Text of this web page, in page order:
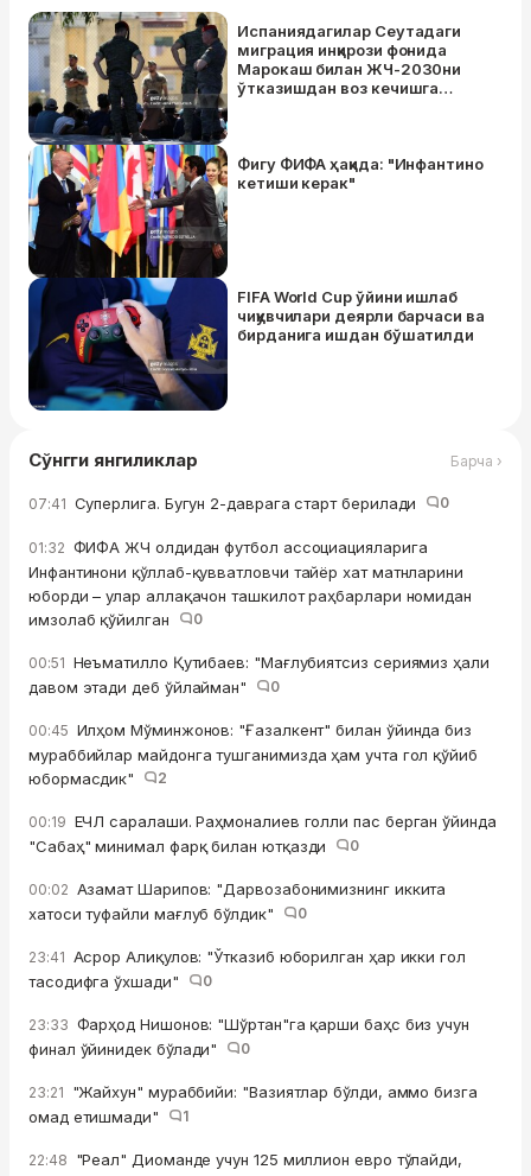
Испаниядагилар Сеутадаги
миграция инқирози фонида
Марокаш билан ЖЧ-2030ни
ўтказишдан воз кечишга
Фигу ФИФА ҳақида: "Инфантино
кетиши керак"
FIFA World Cup ўйини ишлаб
чиқувчилари деярли барчаси ва
бирданига ишдан бўшатилди
Сўнгги янгиликлар Барча ›
07:41 Суперлига. Бугун 2-даврага старт берилади 0
01:32 ФИФА ЖЧ олдидан футбол ассоциацияларига
Инфантинони қўллаб-қувватловчи тайёр хат матнларини
юборди – улар аллақачон ташкилот раҳбарлари номидан
имзолаб қўйилган
0
00:51 Неъматилло Қутибаев: "Мағлубиятсиз сериямиз ҳали
давом этади деб ўйлайман"
0
00:45 Илҳом Мўминжонов: "Ғазалкент" билан ўйинда биз
мураббийлар майдонга тушганимизда ҳам учта гол қўйиб
юбормасдик"
2
00:19 ЕЧЛ саралаши. Раҳмоналиев голли пас берган ўйинда
"Сабаҳ" минимал фарқ билан ютқазди
0
00:02 Азамат Шарипов: "Дарвозабонимизнинг иккита
хатоси туфайли мағлуб бўлдик"
0
23:41 Асрор Алиқулов: "Ўтказиб юборилган ҳар икки гол
тасодифга ўхшади"
0
23:33 Фарҳод Нишонов: "Шўртан"га қарши баҳс биз учун
финал ўйинидек бўлади"
0
23:21 "Жайхун" мураббийи: "Вазиятлар бўлди, аммо бизга
омад етишмади"
1
22:48 "Реал" Диоманде учун 125 миллион евро тўлайди,